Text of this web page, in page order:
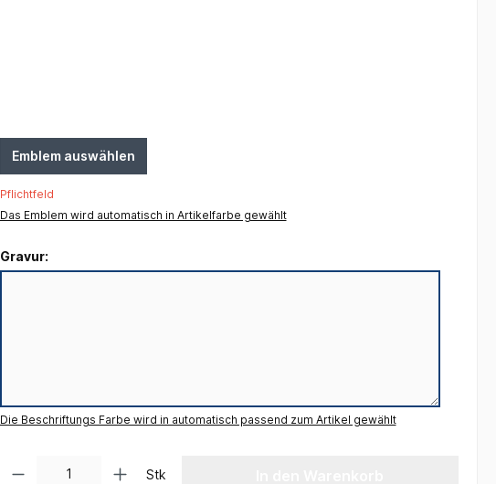
Emblem auswählen
Pflichtfeld
Das Emblem wird automatisch in Artikelfarbe gewählt
Gravur:
Die Beschriftungs Farbe wird in automatisch passend zum Artikel gewählt
Stk